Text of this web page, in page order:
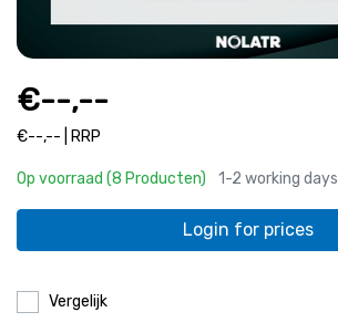
€--,--
€--,-- | RRP
Op voorraad (8 Producten) 1-2 working days
Login for prices
Vergelijk